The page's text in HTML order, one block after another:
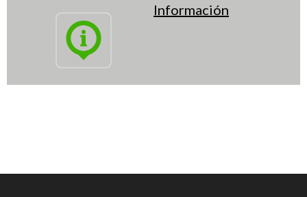
Información